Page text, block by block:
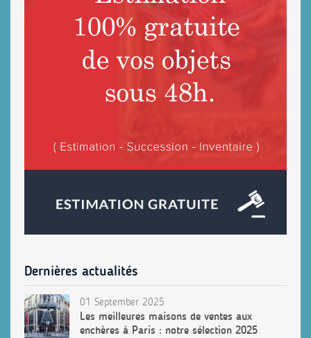
Dernières actualités
01 September 2025
Les meilleures maisons de ventes aux
enchères à Paris : notre sélection 2025